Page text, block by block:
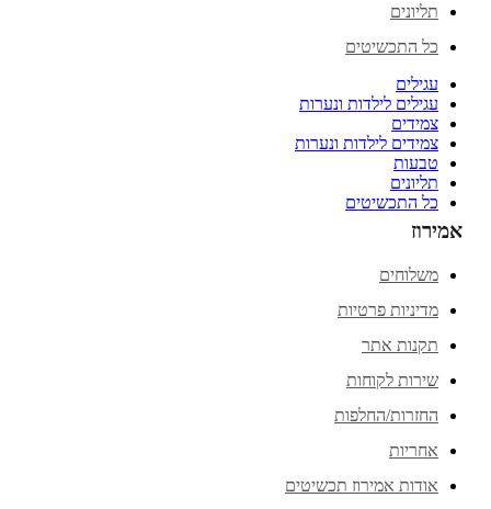
תליונים
כל התכשיטים
עגילים
עגילים לילדות ונערות
צמידים
צמידים לילדות ונערות
טבעות
תליונים
כל התכשיטים
אמירוז
משלוחים
מדיניות פרטיות
תקנות אתר
שירות לקוחות
החזרות/החלפות
אחריות
אודות אמירוז תכשיטים